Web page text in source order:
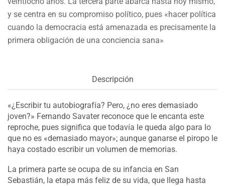
y se centra en su compromiso político, pues «hacer política
cuando la democracia está amenazada es precisamente la
primera obligación de una conciencia sana»
Descripción
«¿Escribir tu autobiografía? Pero, ¿no eres demasiado
joven?» Fernando Savater reconoce que le encanta este
reproche, pues significa que todavía le queda algo para lo
que no es «demasiado mayor»; aunque ganarse el piropo le
haya costado escribir un volumen de memorias.
La primera parte se ocupa de su infancia en San
Sebastián, la etapa más feliz de su vida, que llega hasta